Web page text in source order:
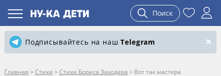
Поиск
Подписывайтесь на нашTelegram
Главная > Стихи > Стихи Бориса Заходера > Вот так мастера